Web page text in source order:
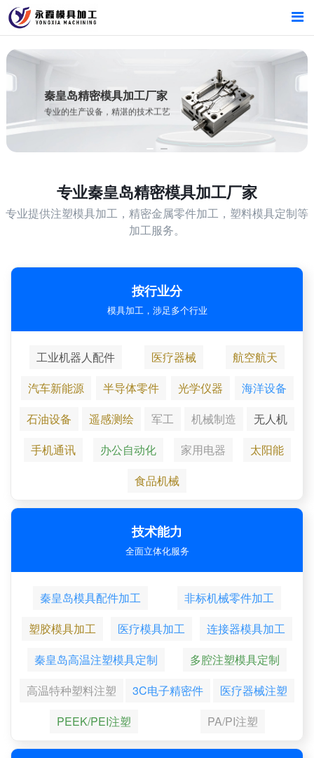
首页
产品中心
新闻中心
首页
产品中心
新闻中心
秦皇岛精密模具加工厂家
专业的生产设备，精湛的技术工艺
专业秦皇岛精密模具加工厂家
专业提供注塑模具加工，精密金属零件加工，塑料模具定制等
加工服务。
按行业分
模具加工，涉足多个行业
工业机器人配件 医疗器械
航空航天
汽车新能源
半导体零件 光学仪器
海洋设备
石油设备
遥感测绘 军工 机械制造
无人机
手机通讯
办公自动化 家用电器
太阳能
食品机械
技术能力
全面立体化服务
秦皇岛模具配件加工
非标机械零件加工
塑胶模具加工
医疗模具加工
连接器模具加工
秦皇岛高温注塑模具定制
多腔注塑模具定制
高温特种塑料注塑
3C电子精密件
医疗器械注塑
PEEK/PEI注塑
PA/PI注塑